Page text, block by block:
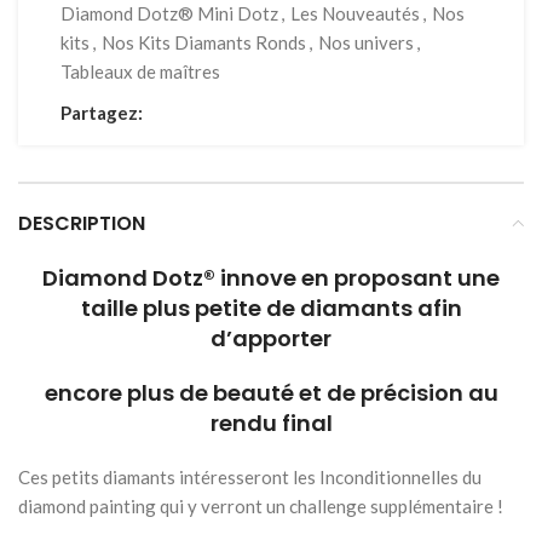
Diamond Dotz® Mini Dotz, Les Nouveautés , Nos
kits , Nos Kits Diamants Ronds , Nos univers ,
Tableaux de maîtres
Partagez:
DESCRIPTION
Diamond Dotz® innove en proposant une
taille plus petite de diamants afin
d’apporter
encore plus de beauté et de précision au
rendu final
Ces petits diamants intéresseront les Inconditionnelles du
diamond painting qui y verront un challenge supplémentaire !